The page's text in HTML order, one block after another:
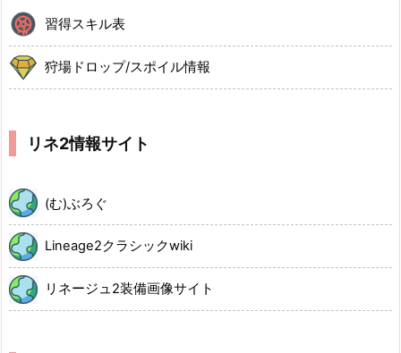
習得スキル表
狩場ドロップ/スポイル情報
リネ2情報サイト
(む)ぶろぐ
Lineage2クラシックwiki
リネージュ2装備画像サイト